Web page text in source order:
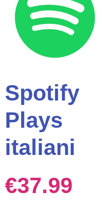
Spotify
Plays
italiani
€37.99